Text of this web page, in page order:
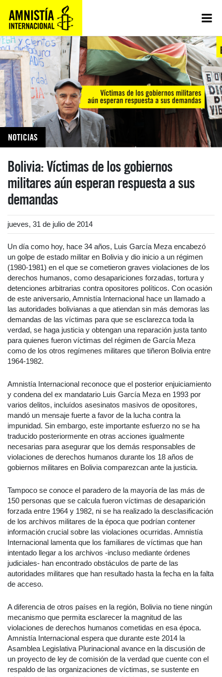
NOTICIAS
Bolivia: Víctimas de los gobiernos
militares aún esperan respuesta a sus
demandas
jueves, 31 de julio de 2014
Un día como hoy, hace 34 años, Luis García Meza encabezó
un golpe de estado militar en Bolivia y dio inicio a un régimen
(1980-1981) en el que se cometieron graves violaciones de los
derechos humanos, como desapariciones forzadas, tortura y
detenciones arbitrarias contra opositores políticos. Con ocasión
de este aniversario, Amnistía Internacional hace un llamado a
las autoridades bolivianas a que atiendan sin más demoras las
demandas de las víctimas para que se esclarezca toda la
verdad, se haga justicia y obtengan una reparación justa tanto
para quienes fueron víctimas del régimen de García Meza
como de los otros regímenes militares que tiñeron Bolivia entre
1964-1982.
Amnistía Internacional reconoce que el posterior enjuiciamiento
y condena del ex mandatario Luis García Meza en 1993 por
varios delitos, incluídos asesinatos masivos de opositores,
mandó un mensaje fuerte a favor de la lucha contra la
impunidad. Sin embargo, este importante esfuerzo no se ha
traducido posteriormente en otras acciones igualmente
necesarias para asegurar que los demás responsables de
violaciones de derechos humanos durante los 18 años de
gobiernos militares en Bolivia comparezcan ante la justicia.
Tampoco se conoce el paradero de la mayoría de las más de
150 personas que se calcula fueron víctimas de desaparición
forzada entre 1964 y 1982, ni se ha realizado la desclasificación
de los archivos militares de la época que podrían contener
información crucial sobre las violaciones ocurridas. Amnistía
Internacional lamenta que los familiares de víctimas que han
intentado llegar a los archivos -incluso mediante órdenes
judiciales- han encontrado obstáculos de parte de las
autoridades militares que han resultado hasta la fecha en la falta
de acceso.
A diferencia de otros países en la región, Bolivia no tiene ningún
mecanismo que permita esclarecer la magnitud de las
violaciones de derechos humanos cometidas en esa época.
Amnistía Internacional espera que durante este 2014 la
Asamblea Legislativa Plurinacional avance en la discusión de
un proyecto de ley de comisión de la verdad que cuente con el
respaldo de las organizaciones de víctimas, se sustente en